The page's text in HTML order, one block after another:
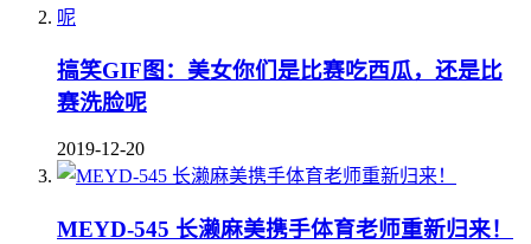
搞笑GIF图：美女你们是比赛吃西瓜，还是比
赛洗脸呢
2019-12-20
MEYD-545 长濑麻美携手体育老师重新归来！